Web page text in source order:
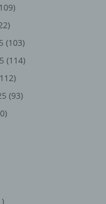
(103)
(114)
(93)